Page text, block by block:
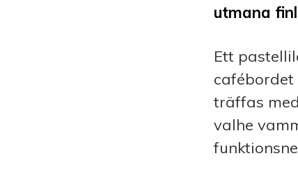
utmana
Ett
cafébordet
träffas med
valhe